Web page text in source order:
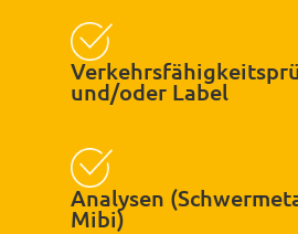
und/oder Label
Analysen
Mibi)